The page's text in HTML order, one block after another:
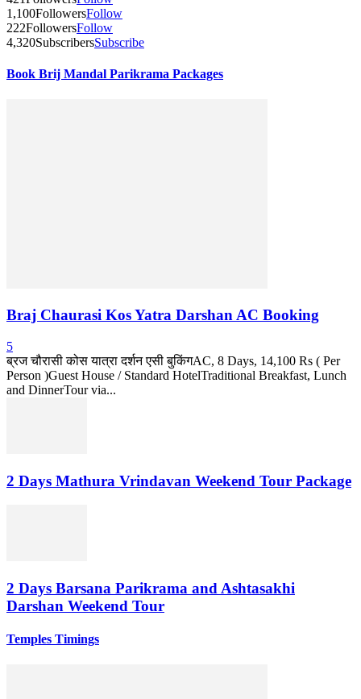
1,100FollowersFollow
222FollowersFollow
4,320SubscribersSubscribe
Book Brij Mandal Parikrama Packages
Braj Chaurasi Kos Yatra Darshan AC Booking
5
ब्रज चौरासी कोस यात्रा दर्शन एसी बुकिंगAC, 8 Days, 14,100 Rs ( Per
Person )Guest House / Standard HotelTraditional Breakfast, Lunch
and DinnerTour via...
2 Days Mathura Vrindavan Weekend Tour Package
2 Days Barsana Parikrama and Ashtasakhi
Darshan Weekend Tour
Temples Timings